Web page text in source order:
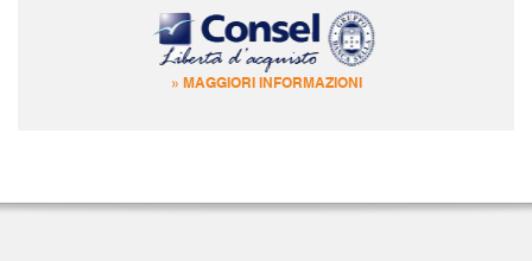
» MAGGIORI INFORMAZIONI